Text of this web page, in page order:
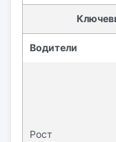
Водители
Рост